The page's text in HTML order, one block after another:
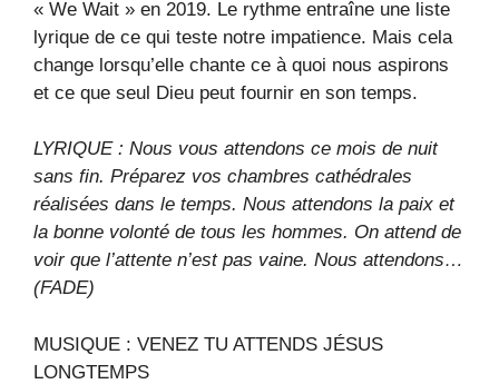
« We Wait » en 2019. Le rythme entraîne une liste
lyrique de ce qui teste notre impatience. Mais cela
change lorsqu’elle chante ce à quoi nous aspirons
et ce que seul Dieu peut fournir en son temps.
LYRIQUE : Nous vous attendons ce mois de nuit
sans fin. Préparez vos chambres cathédrales
réalisées dans le temps. Nous attendons la paix et
la bonne volonté de tous les hommes. On attend de
voir que l’attente n’est pas vaine. Nous attendons…
(FADE)
MUSIQUE : VENEZ TU ATTENDS JÉSUS
LONGTEMPS